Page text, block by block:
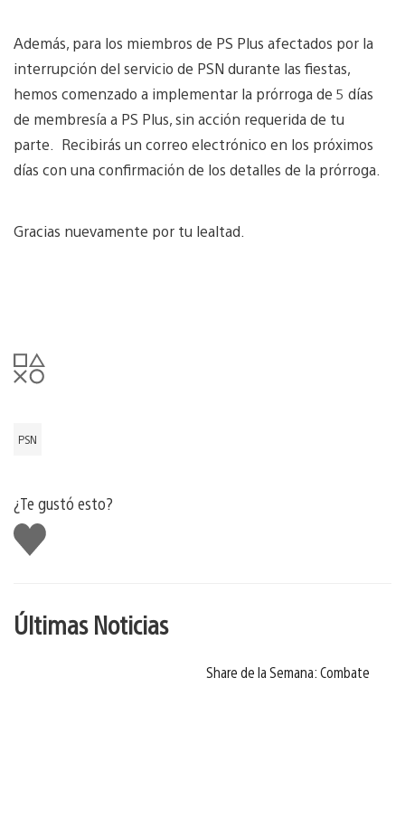
Además, para los miembros de PS Plus afectados por la
interrupción del servicio de PSN durante las fiestas,
hemos comenzado a implementar la prórroga de 5 días
de membresía a PS Plus, sin acción requerida de tu
parte. Recibirás un correo electrónico en los próximos
días con una confirmación de los detalles de la prórroga.
Gracias nuevamente por tu lealtad.
PSN
¿Te gustó esto?
Me
gusta
Últimas Noticias
Share de la Semana: Combate